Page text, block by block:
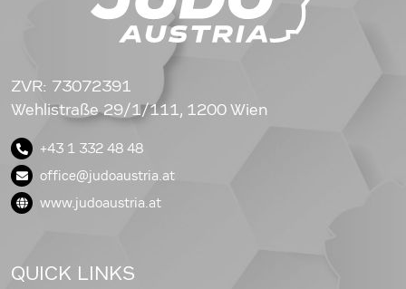
ZVR: 73072391
Wehlistraße 29/1/111, 1200 Wien
+43 1 332 48 48
office@judoaustria.at
www.judoaustria.at
QUICK LINKS